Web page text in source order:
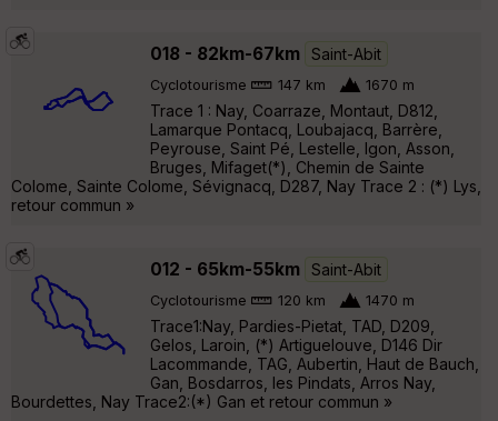
018 - 82km-67km Saint-Abit
Cyclotourisme 147 km 1670 m
Trace 1 : Nay, Coarraze, Montaut, D812,
Lamarque Pontacq, Loubajacq, Barrère,
Peyrouse, Saint Pé, Lestelle, Igon, Asson,
Bruges, Mifaget(*), Chemin de Sainte
Colome, Sainte Colome, Sévignacq, D287, Nay Trace 2 : (*) Lys,
retour commun »
012 - 65km-55km Saint-Abit
Cyclotourisme 120 km 1470 m
Trace1:Nay, Pardies-Pietat, TAD, D209,
Gelos, Laroin, (*) Artiguelouve, D146 Dir
Lacommande, TAG, Aubertin, Haut de Bauch,
Gan, Bosdarros, les Pindats, Arros Nay,
Bourdettes, Nay Trace2:(*) Gan et retour commun »